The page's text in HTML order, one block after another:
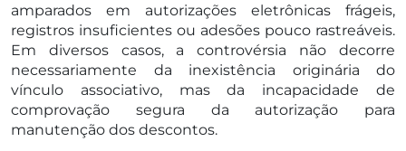
amparados em autorizações eletrônicas frágeis,
registros insuficientes ou adesões pouco rastreáveis.
Em diversos casos, a controvérsia não decorre
necessariamente da inexistência originária do
vínculo associativo, mas da incapacidade de
comprovação segura da autorização para
manutenção dos descontos.